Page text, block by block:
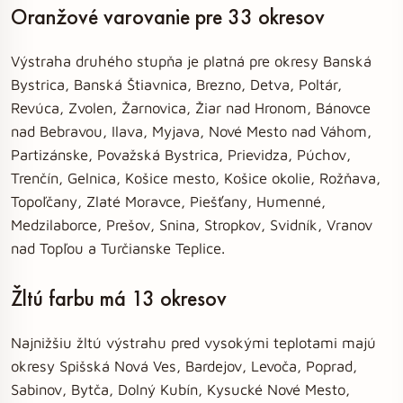
Oranžové varovanie pre 33 okresov
Výstraha druhého stupňa je platná pre okresy Banská
Bystrica, Banská Štiavnica, Brezno, Detva, Poltár,
Revúca, Zvolen, Žarnovica, Žiar nad Hronom, Bánovce
nad Bebravou, Ilava, Myjava, Nové Mesto nad Váhom,
Partizánske, Považská Bystrica, Prievidza, Púchov,
Trenčín, Gelnica, Košice mesto, Košice okolie, Rožňava,
Topoľčany, Zlaté Moravce, Piešťany, Humenné,
Medzilaborce, Prešov, Snina, Stropkov, Svidník, Vranov
nad Topľou a Turčianske Teplice.
Žltú farbu má 13 okresov
Najnižšiu žltú výstrahu pred vysokými teplotami majú
okresy Spišská Nová Ves, Bardejov, Levoča, Poprad,
Sabinov, Bytča, Dolný Kubín, Kysucké Nové Mesto,